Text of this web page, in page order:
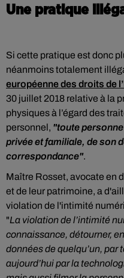
Une pratique
Si cette pratique est donc
néanmoins totalement
européenne des droits de
30 juillet 2018 relative à la
physiques à l’égard des
personnel, "toute
privée et familiale, de son
correspondance".
Maître Rosset, avocate en
et de leur patrimoine, a
violation de l'intimité
"La violation de l’intimité
connaissance, détourner,
données de quelqu’un, par
aujourd’hui par la